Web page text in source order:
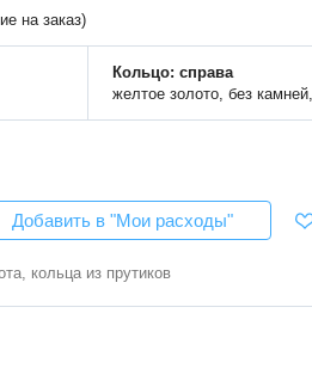
на заказ)
Кольцо: справа
желтое золото, без
Добавить в "Мои расходы"
кольца из прутиков